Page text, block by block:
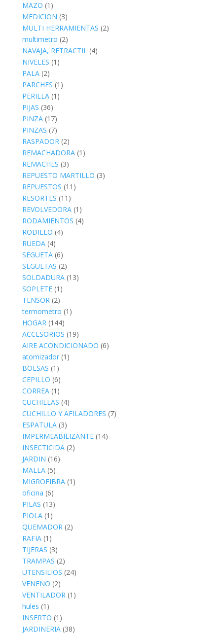
MAZO (1)
MEDICION (3)
MULTI HERRAMIENTAS (2)
multimetro (2)
NAVAJA, RETRACTIL (4)
NIVELES (1)
PALA (2)
PARCHES (1)
PERILLA (1)
PIJAS (36)
PINZA (17)
PINZAS (7)
RASPADOR (2)
REMACHADORA (1)
REMACHES (3)
REPUESTO MARTILLO (3)
REPUESTOS (11)
RESORTES (11)
REVOLVEDORA (1)
RODAMIENTOS (4)
RODILLO (4)
RUEDA (4)
SEGUETA (6)
SEGUETAS (2)
SOLDADURA (13)
SOPLETE (1)
TENSOR (2)
termometro (1)
HOGAR (144)
ACCESORIOS (19)
AIRE ACONDICIONADO (6)
atomizador (1)
BOLSAS (1)
CEPILLO (6)
CORREA (1)
CUCHILLAS (4)
CUCHILLO Y AFILADORES (7)
ESPATULA (3)
IMPERMEABILIZANTE (14)
INSECTICIDA (2)
JARDIN (16)
MALLA (5)
MIGROFIBRA (1)
oficina (6)
PILAS (13)
PIOLA (1)
QUEMADOR (2)
RAFIA (1)
TIJERAS (3)
TRAMPAS (2)
UTENSILIOS (24)
VENENO (2)
VENTILADOR (1)
hules (1)
INSERTO (1)
JARDINERIA (38)